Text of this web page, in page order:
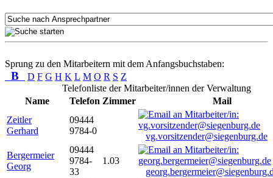
Sprung zu den Mitarbeitern mit dem Anfangsbuchstaben:
B D F G H K L M O R S Z
Telefonliste der Mitarbeiter/innen der Verwaltung
Name
Telefon Zimmer
Mail
Zeitler
Gerhard
09444
9784-0
vg.vorsitzender@siegenburg.de
Bergermeier
Georg
09444
9784-
33
1.03